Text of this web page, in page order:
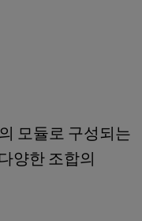
모듈로 구성되는
양한 조합의